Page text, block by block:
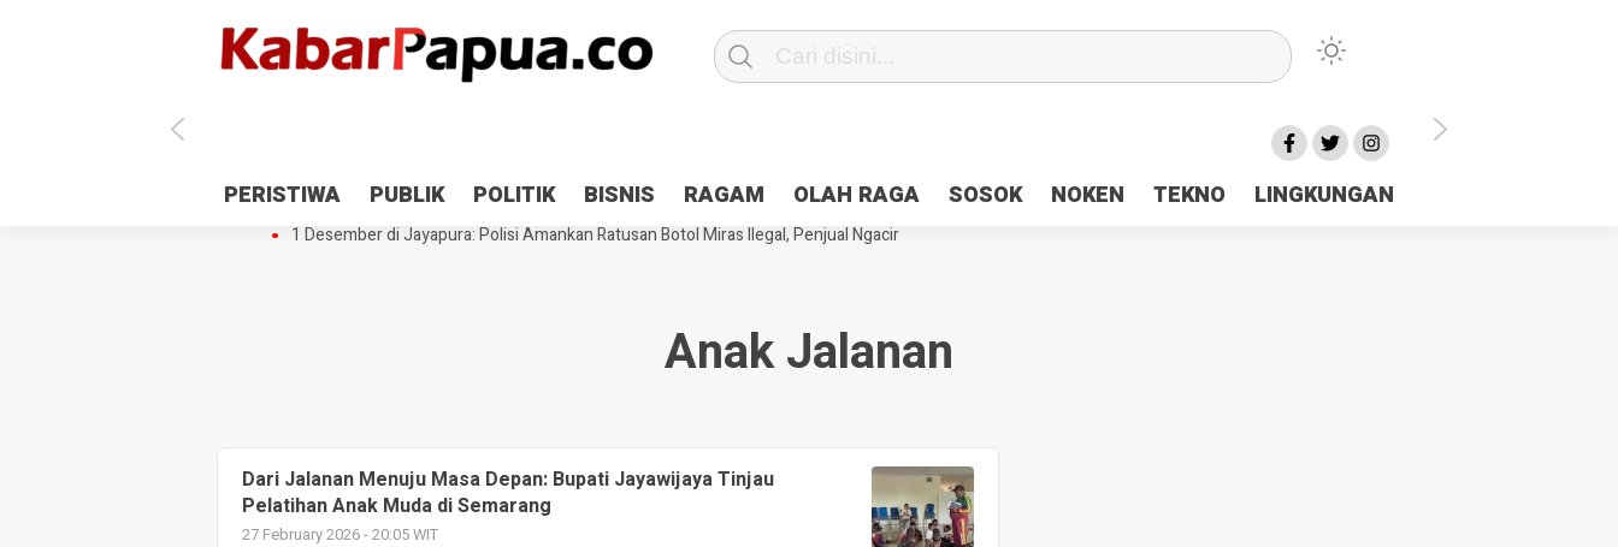
PERISTIWA PUBLIK POLITIK BISNIS RAGAM OLAH RAGA SOSOK NOKEN TEKNO LINGKUNGAN
Antisipasi 1 Desember, TNI Polri Patroli 2×24 jam di Kota Jayapura
Pesan Sejuk Polri di Deklarasi Pemilu Ceria Tanah Papua
Gedung Perpustakaan SMPN 5 Sentani Terbakar
Hibah Pilkada Jayapura Cair 10 Persen, Deposit Kas Daerah Rp23 Miliar Disorot
1 Desember di Jayapura: Polisi Amankan Ratusan Botol Miras Ilegal, Penjual Ngacir
Anak Jalanan
Dari Jalanan Menuju Masa Depan: Bupati Jayawijaya Tinjau
Pelatihan Anak Muda di Semarang
27 February 2026 - 20:05 WIT